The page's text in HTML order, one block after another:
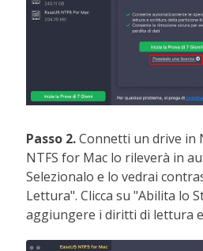
Passo 2.Connetti un drive in
NTFS for Mac lo rileverà in
Selezionalo e lo vedrai
Lettura". Clicca su "Abilita lo
aggiungere i diritti di lettura